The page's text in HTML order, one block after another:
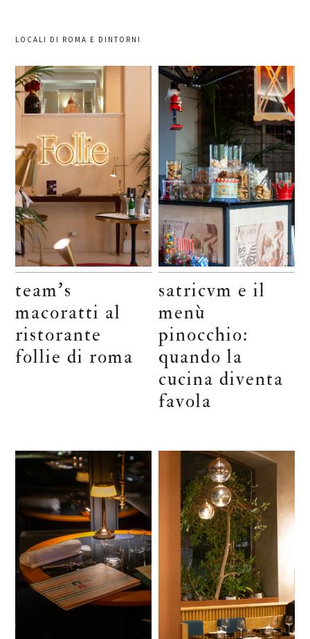
LOCALI DI ROMA E DINTORNI
team’s
macoratti al
ristorante
follie di roma
satricvm e il
menù
pinocchio:
quando la
cucina diventa
favola